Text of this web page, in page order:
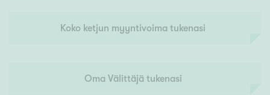
Koko ketjun myyntivoima tukenasi
Oma Välittäjä tukenasi